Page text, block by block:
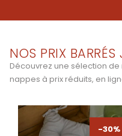
NOS PRIX
Découvrez une sélection
nappes à prix réduits, en
-30%
-30%